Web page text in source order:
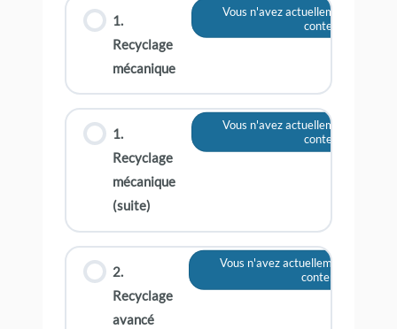
1.
Recyclage
mécanique
Vous n'avez actuellement pas
contenu
1.
Recyclage
mécanique
(suite)
Vous n'avez actuellement pas
contenu
2.
Recyclage
avancé
Vous n'avez actuellement pas
contenu